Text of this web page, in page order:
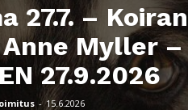
27.7. – Koiran
Myller –
27.9.2026
- 15.6.2026